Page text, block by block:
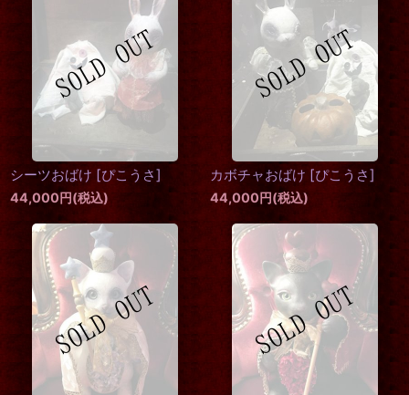
シーツおばけ [ぴこうさ]
44,000円(税込)
カボチャおばけ [ぴこうさ]
44,000円(税込)